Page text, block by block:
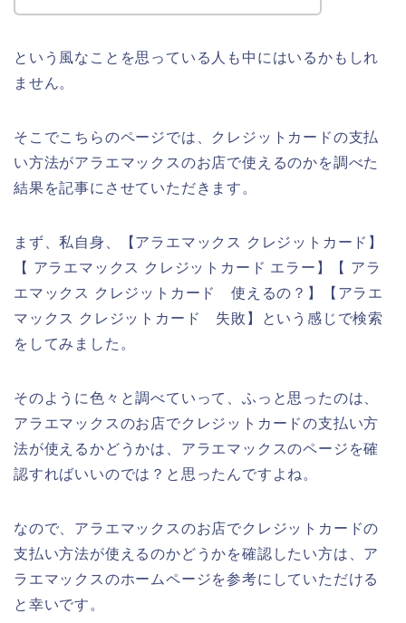
という風なことを思っている人も中にはいるかもしれ
ません。
そこでこちらのページでは、クレジットカードの支払
い方法がアラエマックスのお店で使えるのかを調べた
結果を記事にさせていただきます。
まず、私自身、【アラエマックス クレジットカード】
【 アラエマックス クレジットカード エラー】【 アラ
エマックス クレジットカード 使えるの？】【アラエ
マックス クレジットカード 失敗】という感じで検索
をしてみました。
そのように色々と調べていって、ふっと思ったのは、
アラエマックスのお店でクレジットカードの支払い方
法が使えるかどうかは、アラエマックスのページを確
認すればいいのでは？と思ったんですよね。
なので、アラエマックスのお店でクレジットカードの
支払い方法が使えるのかどうかを確認したい方は、ア
ラエマックスのホームページを参考にしていただける
と幸いです。